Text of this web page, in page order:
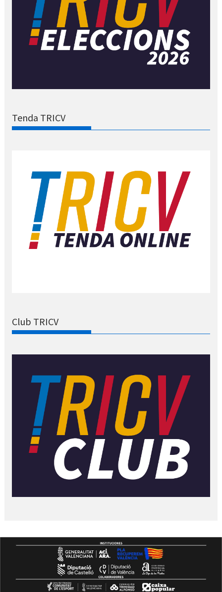
Tenda TRICV
Club TRICV